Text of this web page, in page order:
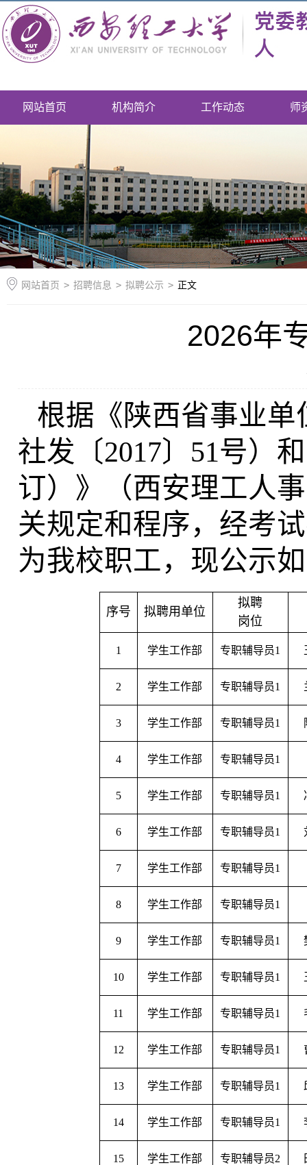
网站首页 机构简介 工作动态 师
网站首页 > 招聘信息 > 拟聘公示 > 正文
2026年
根据《陕西省事业
社发〔2017〕51号）
订）》（西安理工人
关规定和程序，经考
为我校职工，现公示
序号 拟聘用单位
拟聘
岗位
1 学生工作部 专职辅导员1
2 学生工作部 专职辅导员1
3 学生工作部 专职辅导员1
4 学生工作部 专职辅导员1
5 学生工作部 专职辅导员1
6 学生工作部 专职辅导员1
7 学生工作部 专职辅导员1
8 学生工作部 专职辅导员1
9 学生工作部 专职辅导员1
10 学生工作部 专职辅导员1
11 学生工作部 专职辅导员1
12 学生工作部 专职辅导员1
13 学生工作部 专职辅导员1
14 学生工作部 专职辅导员1
15 学生工作部 专职辅导员2